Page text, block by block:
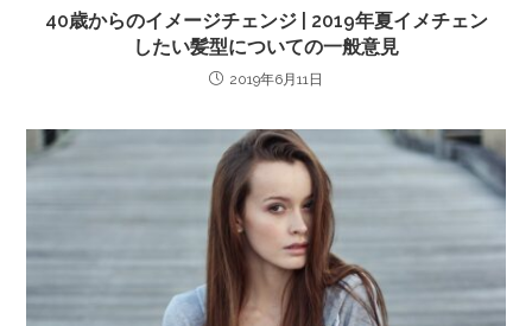
40歳からのイメージチェンジ | 2019年夏イメチェン
したい髪型についての一般意見
2019年6月11日